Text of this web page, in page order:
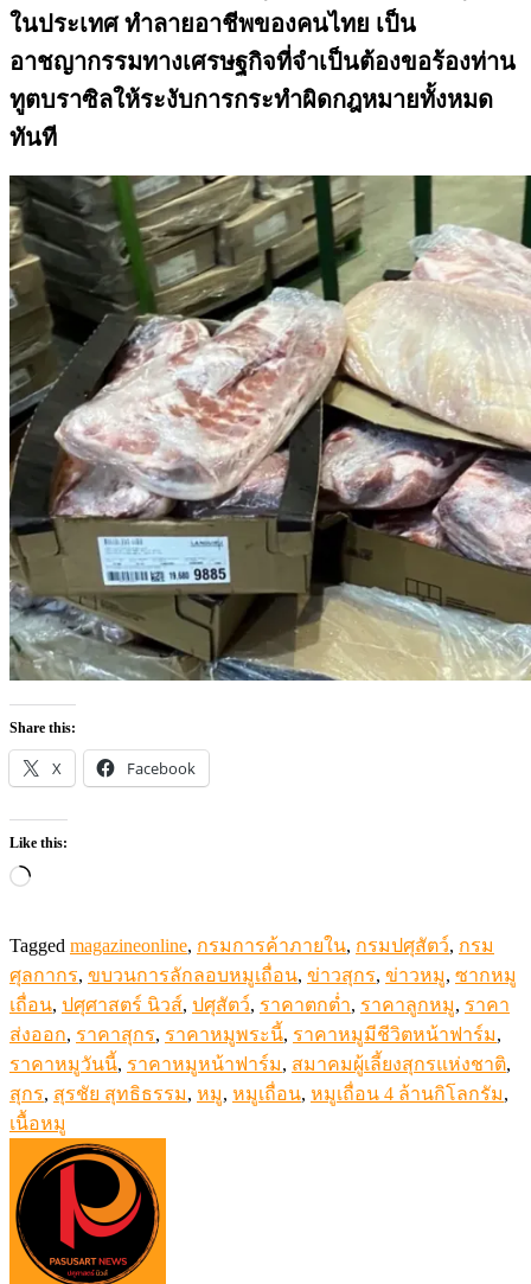
ในประเทศ ทำลายอาชีพของคนไทย เป็น
อาชญากรรมทางเศรษฐกิจที่จำเป็นต้องขอร้องท่าน
ทูตบราซิลให้ระงับการกระทำผิดกฎหมายทั้งหมด
ทันที
Share this:
Facebook
Like this:
Loading…
Tagged magazineonline, กรมการค้าภายใน, กรมปศุสัตว์, กรม
ศุลกากร, ขบวนการลักลอบหมูเถื่อน, ข่าวสุกร, ข่าวหมู, ซากหมู
เถื่อน, ปศุศาสตร์ นิวส์, ปศุสัตว์, ราคาตกต่ำ, ราคาลูกหมู, ราคา
ส่งออก, ราคาสุกร, ราคาหมูพระนี้, ราคาหมูมีชีวิตหน้าฟาร์ม,
ราคาหมูวันนี้, ราคาหมูหน้าฟาร์ม, สมาคมผู้เลี้ยงสุกรแห่งชาติ,
สุกร, สุรชัย สุทธิธรรม, หมู, หมูเถื่อน, หมูเถื่อน 4 ล้านกิโลกรัม,
เนื้อหมู